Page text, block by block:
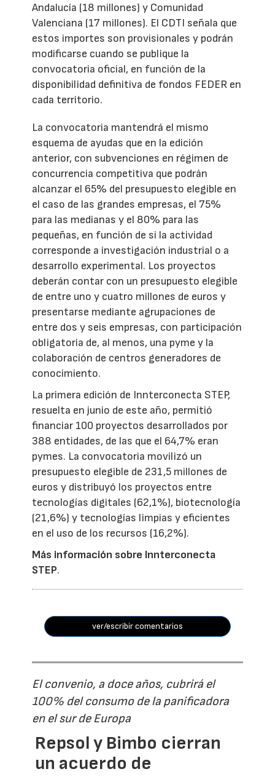
Andalucía (18 millones) y Comunidad
Valenciana (17 millones). El CDTI señala que
estos importes son provisionales y podrán
modificarse cuando se publique la
convocatoria oficial, en función de la
disponibilidad definitiva de fondos FEDER en
cada territorio.
La convocatoria mantendrá el mismo
esquema de ayudas que en la edición
anterior, con subvenciones en régimen de
concurrencia competitiva que podrán
alcanzar el 65% del presupuesto elegible en
el caso de las grandes empresas, el 75%
para las medianas y el 80% para las
pequeñas, en función de si la actividad
corresponde a investigación industrial o a
desarrollo experimental. Los proyectos
deberán contar con un presupuesto elegible
de entre uno y cuatro millones de euros y
presentarse mediante agrupaciones de
entre dos y seis empresas, con participación
obligatoria de, al menos, una pyme y la
colaboración de centros generadores de
conocimiento.
La primera edición de Innterconecta STEP,
resuelta en junio de este año, permitió
financiar 100 proyectos desarrollados por
388 entidades, de las que el 64,7% eran
pymes. La convocatoria movilizó un
presupuesto elegible de 231,5 millones de
euros y distribuyó los proyectos entre
tecnologías digitales (62,1%), biotecnología
(21,6%) y tecnologías limpias y eficientes
en el uso de los recursos (16,2%).
Más información sobre Innterconecta
STEP.
ver/escribir comentarios
El convenio, a doce años, cubrirá el
100% del consumo de la panificadora
en el sur de Europa
Repsol y Bimbo cierran
un acuerdo de